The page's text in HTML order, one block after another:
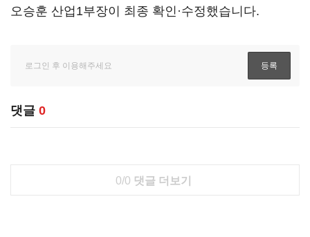
오승훈 산업1부장이 최종 확인·수정했습니다.
댓글 0
0/0 댓글 더보기